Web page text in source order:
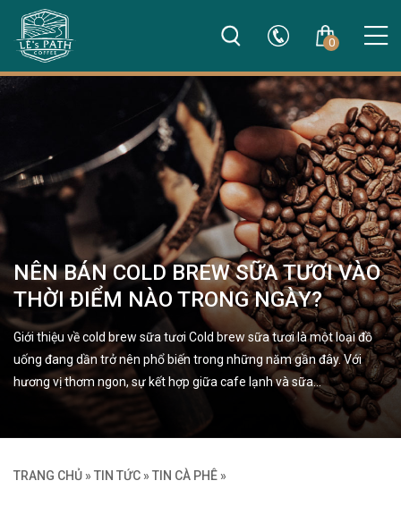
0
NÊN BÁN COLD BREW SỮA TƯƠI VÀO
THỜI ĐIỂM NÀO TRONG NGÀY?
Giới thiệu về cold brew sữa tươi Cold brew sữa tươi là một loại đồ
uống đang dần trở nên phổ biến trong những năm gần đây. Với
hương vị thơm ngon, sự kết hợp giữa cafe lạnh và sữa…
TRANG CHỦ » TIN TỨC » TIN CÀ PHÊ »